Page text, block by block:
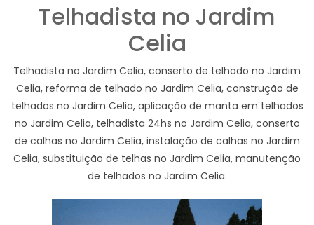
Telhadista no Jardim
Celia
Telhadista no Jardim Celia, conserto de telhado no Jardim
Celia, reforma de telhado no Jardim Celia, construção de
telhados no Jardim Celia, aplicação de manta em telhados
no Jardim Celia, telhadista 24hs no Jardim Celia, conserto
de calhas no Jardim Celia, instalação de calhas no Jardim
Celia, substituição de telhas no Jardim Celia, manutenção
de telhados no Jardim Celia.